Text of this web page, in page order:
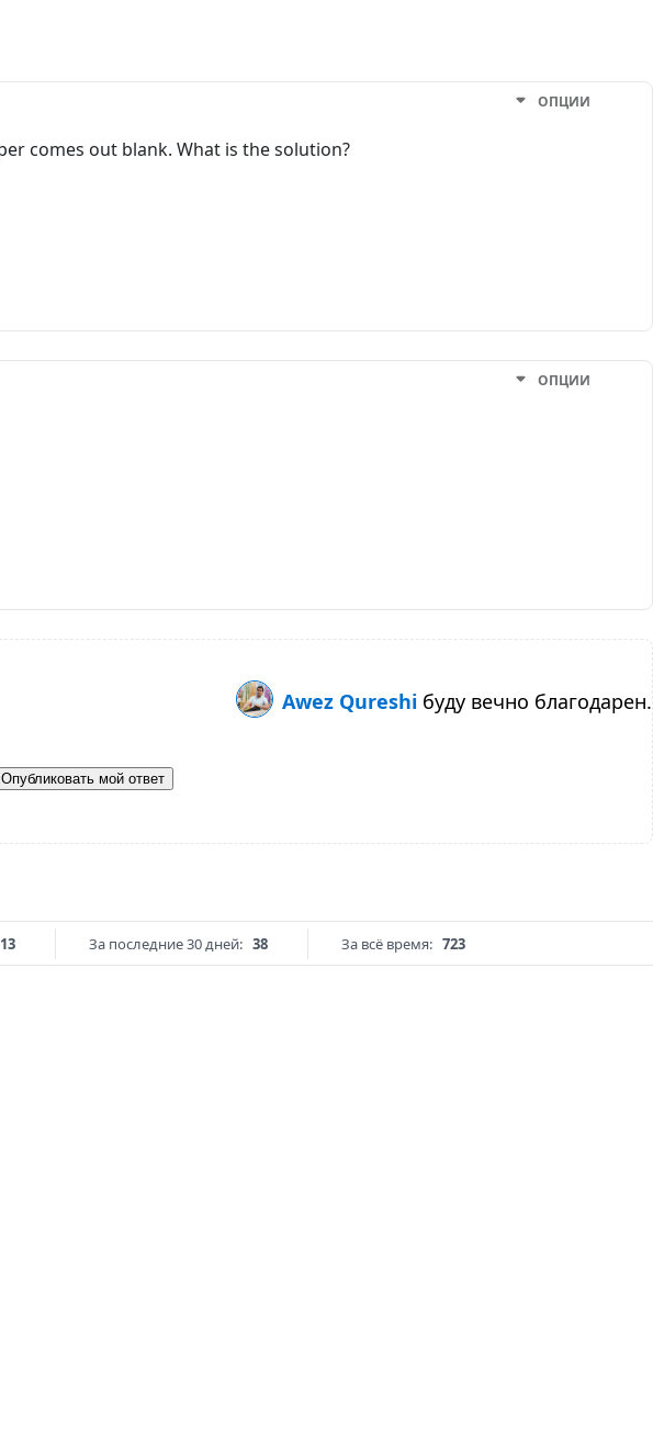
ОПЦИИ
comes out blank. What is the solution?
ОПЦИИ
Awez Qureshi буду вечно благодарен.
Опубликовать мой ответ
13 За последние 30 дней: 38 За всё время: 723